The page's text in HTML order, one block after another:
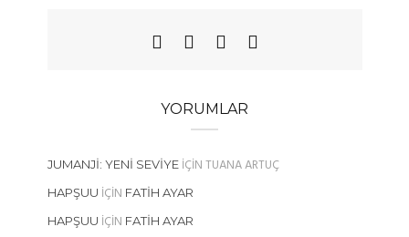
YORUMLAR
JUMANJI: YENI SEVIYEIÇINTUANA ARTUÇ
HAPŞUU IÇIN FATIH AYAR
HAPŞUU IÇIN FATIH AYAR